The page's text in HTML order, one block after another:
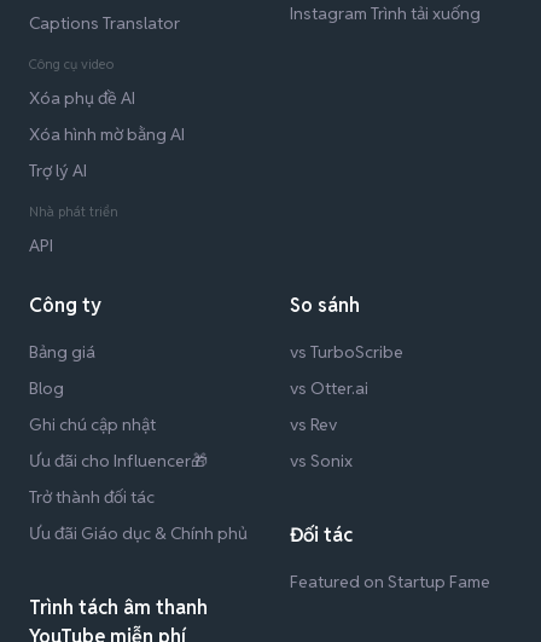
Captions Translator
Công cụ video
Xóa phụ đề AI
Xóa hình mờ bằng AI
Trợ lý AI
Nhà phát triển
API
Instagram Trình tải xuống
Công ty
Bảng giá
Blog
Ghi chú cập nhật
Ưu đãi cho Influencer🎁
Trở thành đối tác
Ưu đãi Giáo dục & Chính phủ
Trình tách âm thanh
YouTube miễn phí
So sánh
vs TurboScribe
vs Otter.ai
vs Rev
vs Sonix
Đối tác
Featured on Startup Fame